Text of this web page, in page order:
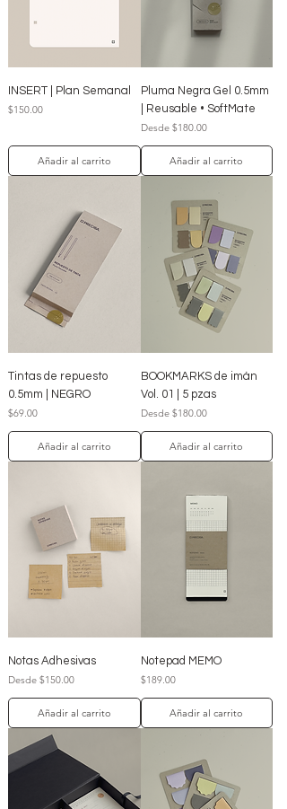
INSERT | Plan Semanal
Precio
$150.00
Añadir al carrito
Pluma Negra Gel 0.5mm
| Reusable • SoftMate
Desde $180.00
Precio de oferta
Añadir al carrito
Tintas de repuesto
0.5mm | NEGRO
Precio
$69.00
Añadir al carrito
BOOKMARKS de imán
Vol. 01 | 5 pzas
Desde $180.00
Precio de oferta
Añadir al carrito
Notas Adhesivas
Desde $150.00
Precio de oferta
Añadir al carrito
Notepad MEMO
Precio
$189.00
Añadir al carrito